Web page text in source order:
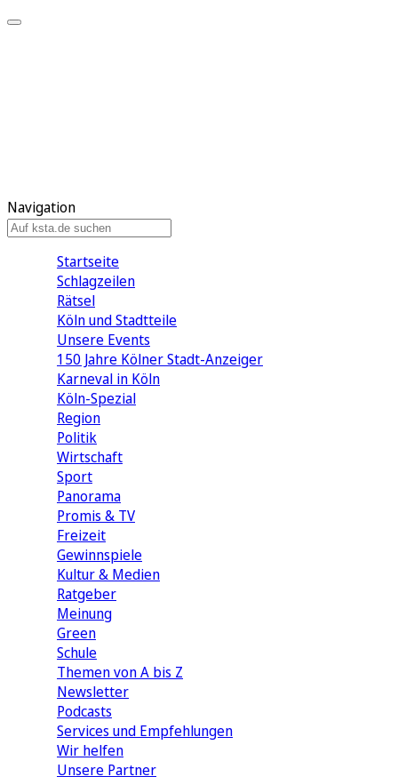
Navigation
Startseite
Schlagzeilen
Rätsel
Köln und Stadtteile
Unsere Events
150 Jahre Kölner Stadt-Anzeiger
Karneval in Köln
Köln-Spezial
Region
Politik
Wirtschaft
Sport
Panorama
Promis & TV
Freizeit
Gewinnspiele
Kultur & Medien
Ratgeber
Meinung
Green
Schule
Themen von A bis Z
Newsletter
Podcasts
Services und Empfehlungen
Wir helfen
Unsere Partner